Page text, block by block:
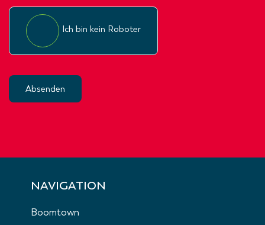
Ich bin kein Roboter
Absenden
NAVIGATION
Boomtown